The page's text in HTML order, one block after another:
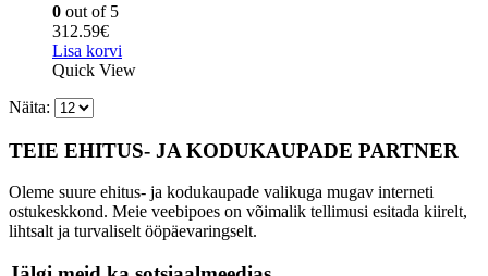
0 out of 5
312.59€
Lisa korvi
Quick View
Näita:
TEIE EHITUS- JA KODUKAUPADE PARTNER
Oleme suure ehitus- ja kodukaupade valikuga mugav interneti
ostukeskkond. Meie veebipoes on võimalik tellimusi esitada kiirelt,
lihtsalt ja turvaliselt ööpäevaringselt.